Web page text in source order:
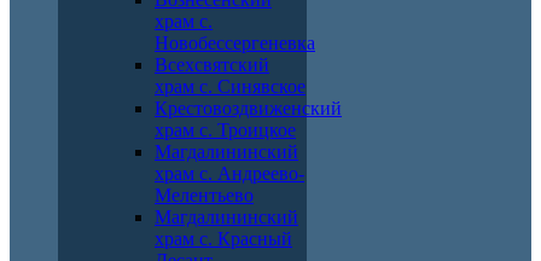
храм с.
Новобессергеневка
Всехсвятский
храм с. Синявское
Крестовоздвиженский
храм с. Троицкое
Магдалининский
храм с. Андреево-
Мелентьево
Магдалининский
храм с. Красный